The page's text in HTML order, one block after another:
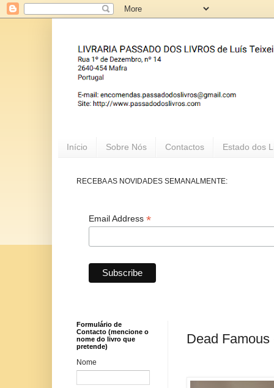
Início Sobre Nós Contactos Estado dos
RECEBA AS NOVIDADES SEMANALMENTE:
Email Address *
Dead
Formulário de
Contacto (mencione o
nome do livro que
pretende)
Nome